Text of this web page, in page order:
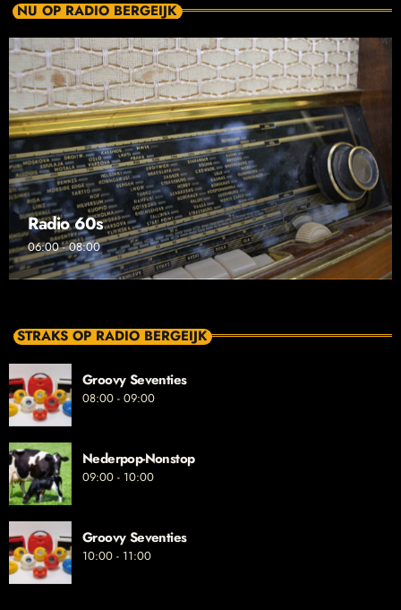
NU OP RADIO BERGEIJK
Radio 60s
06:00 - 08:00
STRAKS OP RADIO BERGEIJK
Groovy Seventies
08:00 - 09:00
Nederpop-Nonstop
09:00 - 10:00
Groovy Seventies
10:00 - 11:00